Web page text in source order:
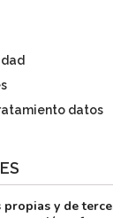
datos
propias y de